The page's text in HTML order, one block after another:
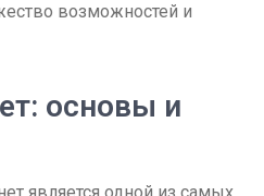
возможностей и
основы и